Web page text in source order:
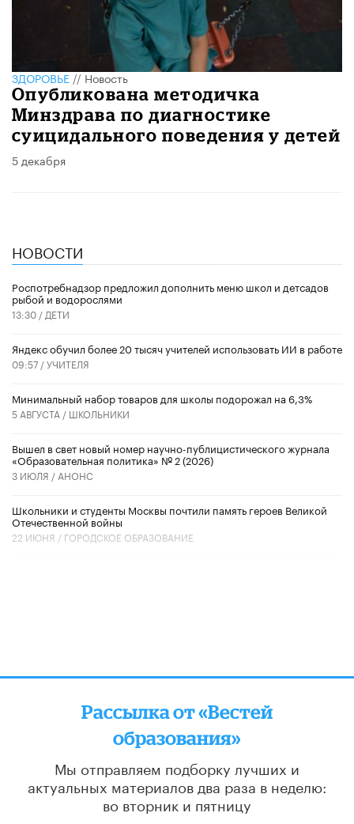
ЗДОРОВЬЕ//Новость
Опубликована методичка
Минздрава по диагностике
суицидального поведения у детей
5 декабря
НОВОСТИ
Роспотребнадзор предложил дополнить меню школ и детсадов
рыбой и водорослями
13:30 / ДЕТИ
​Яндекс обучил более 20 тысяч учителей использовать ИИ в работе
09:57 /УЧИТЕЛЯ
Минимальный набор товаров для школы подорожал на 6,3%
5 АВГУСТА / ШКОЛЬНИКИ
Вышел в свет новый номер научно-публицистического журнала
«Образовательная политика» № 2 (2026)
3 ИЮЛЯ / АНОНС
Школьники и студенты Москвы почтили память героев Великой
Отечественной войны
22 ИЮНЯ / ГОРОДСКОЕ ОБРАЗОВАНИЕ
Рассылка от «Вестей
образования»
Мы отправляем подборку лучших и
актуальных материалов два раза в неделю:
во вторник и пятницу